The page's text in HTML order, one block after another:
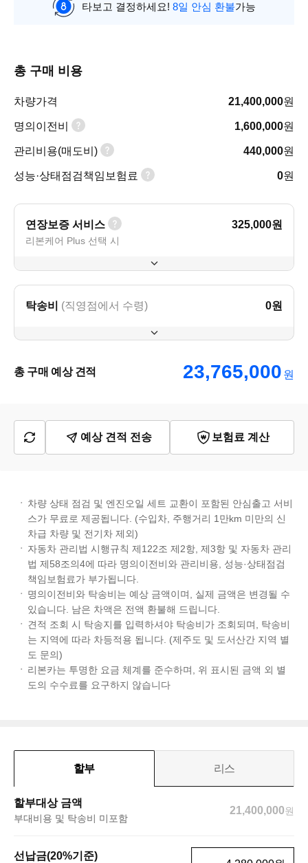
타보고 결정하세요! 8일 안심 환불가능
총 구매 비용
차량가격 21,400,000원
명의이전비 1,600,000원
관리비용(매도비) 440,000원
성능·상태점검책임보험료 0원
연장보증 서비스 325,000원
리본케어 Plus 선택 시
탁송비 (직영점에서 수령) 0원
총 구매 예상 견적 23,765,000 원
예상 견적 전송 보험료 계산
차량 상태 점검 및 엔진오일 세트 교환이 포함된 안심출고 서비
스가 무료로 제공됩니다. (수입차, 주행거리 1만km 미만의 신
차급 차량 및 전기차 제외)
자동차 관리법 시행규칙 제122조 제2항, 제3항 및 자동차 관리
법 제58조의4에 따라 명의이전비와 관리비용, 성능·상태점검
책임보험료가 부가됩니다.
명의이전비와 탁송비는 예상 금액이며, 실제 금액은 변경될 수
있습니다. 남은 차액은 전액 환불해 드립니다.
견적 조회 시 탁송지를 입력하셔야 탁송비가 조회되며, 탁송비
는 지역에 따라 차등적용 됩니다. (제주도 및 도서산간 지역 별
도 문의)
리본카는 투명한 요금 체계를 준수하며, 위 표시된 금액 외 별
도의 수수료를 요구하지 않습니다
할부 리스
할부대상 금액
부대비용 및 탁송비 미포함
21,400,000원
선납금(20%기준)